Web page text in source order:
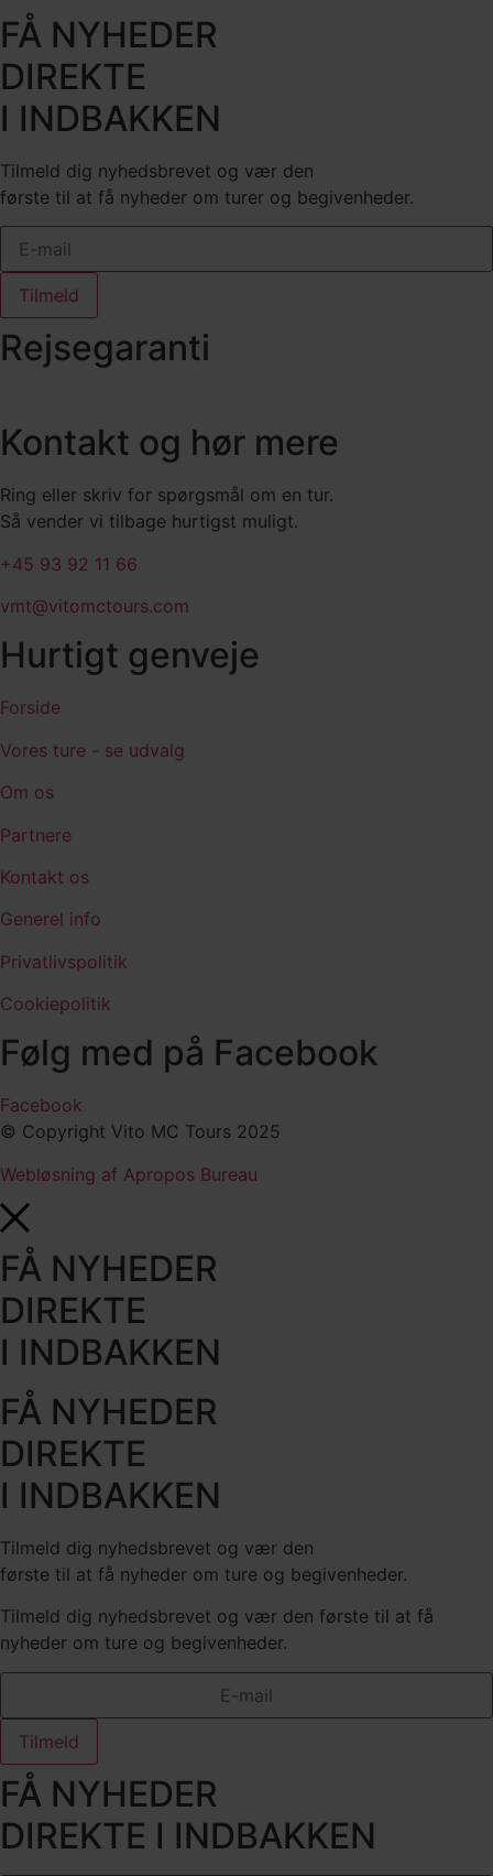
FÅ NYHEDER
DIREKTE
I INDBAKKEN
Tilmeld dig nyhedsbrevet og vær den
første til at få nyheder om turer og begivenheder.
Tilmeld
Rejsegaranti
Kontakt og hør mere
Ring eller skriv for spørgsmål om en tur.
Så vender vi tilbage hurtigst muligt.
+45 93 92 11 66
vmt@vitomctours.com
Hurtigt genveje
Forside
Vores ture - se udvalg
Om os
Partnere
Kontakt os
Generel info
Privatlivspolitik
Cookiepolitik
Følg med på Facebook
Facebook
© Copyright Vito MC Tours 2025
Webløsning af Apropos Bureau
FÅ NYHEDER
DIREKTE
I INDBAKKEN
FÅ NYHEDER
DIREKTE
I INDBAKKEN
Tilmeld dig nyhedsbrevet og vær den
første til at få nyheder om ture og begivenheder.
Tilmeld dig nyhedsbrevet og vær den første til at få
nyheder om ture og begivenheder.
Tilmeld
FÅ NYHEDER
DIREKTE I INDBAKKEN